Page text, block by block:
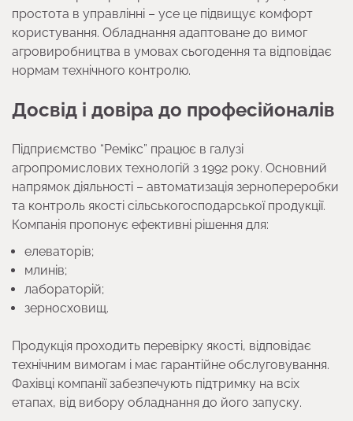
простота в управлінні – усе це підвищує комфорт
користування. Обладнання адаптоване до вимог
агровиробництва в умовах сьогодення та відповідає
нормам технічного контролю.
Досвід і довіра до професійоналів
Підприємство “Ремікс” працює в галузі
агропромислових технологій з 1992 року. Основний
напрямок діяльності – автоматизація зернопереробки
та контроль якості сільськогосподарської продукції.
Компанія пропонує ефективні рішення для:
елеваторів;
млинів;
лабораторій;
зерносховищ.
Продукція проходить перевірку якості, відповідає
технічним вимогам і має гарантійне обслуговування.
Фахівці компанії забезпечують підтримку на всіх
етапах, від вибору обладнання до його запуску.